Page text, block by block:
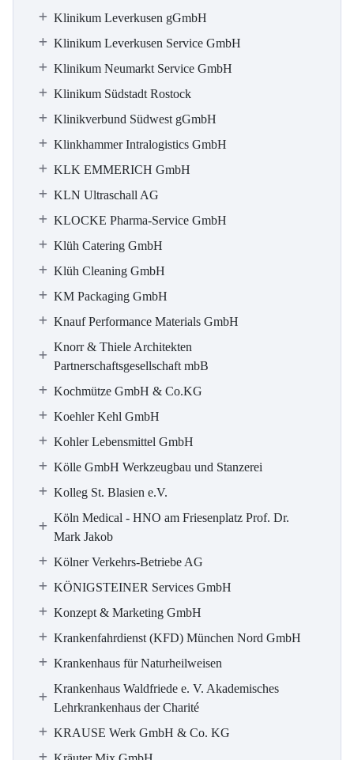
Klinikum Leverkusen gGmbH
Klinikum Leverkusen Service GmbH
Klinikum Neumarkt Service GmbH
Klinikum Südstadt Rostock
Klinikverbund Südwest gGmbH
Klinkhammer Intralogistics GmbH
KLK EMMERICH GmbH
KLN Ultraschall AG
KLOCKE Pharma-Service GmbH
Klüh Catering GmbH
Klüh Cleaning GmbH
KM Packaging GmbH
Knauf Performance Materials GmbH
Knorr & Thiele Architekten
Partnerschaftsgesellschaft mbB
Kochmütze GmbH & Co.KG
Koehler Kehl GmbH
Kohler Lebensmittel GmbH
Kölle GmbH Werkzeugbau und Stanzerei
Kolleg St. Blasien e.V.
Köln Medical - HNO am Friesenplatz Prof. Dr.
Mark Jakob
Kölner Verkehrs-Betriebe AG
KÖNIGSTEINER Services GmbH
Konzept & Marketing GmbH
Krankenfahrdienst (KFD) München Nord GmbH
Krankenhaus für Naturheilweisen
Krankenhaus Waldfriede e. V. Akademisches
Lehrkrankenhaus der Charité
KRAUSE Werk GmbH & Co. KG